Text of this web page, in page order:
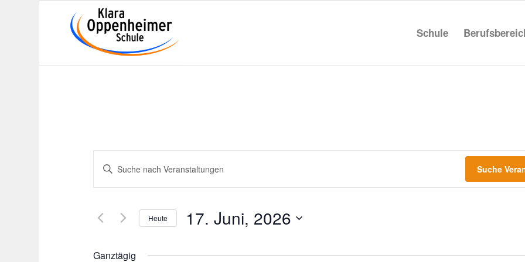
Schule
Veranstaltungen
Suche
und
Ansichten,
Navigation
Bitte
Schlüsselwort
eingeben.
nach
Suche
Heute 17. Juni, 2026
Ganztägig